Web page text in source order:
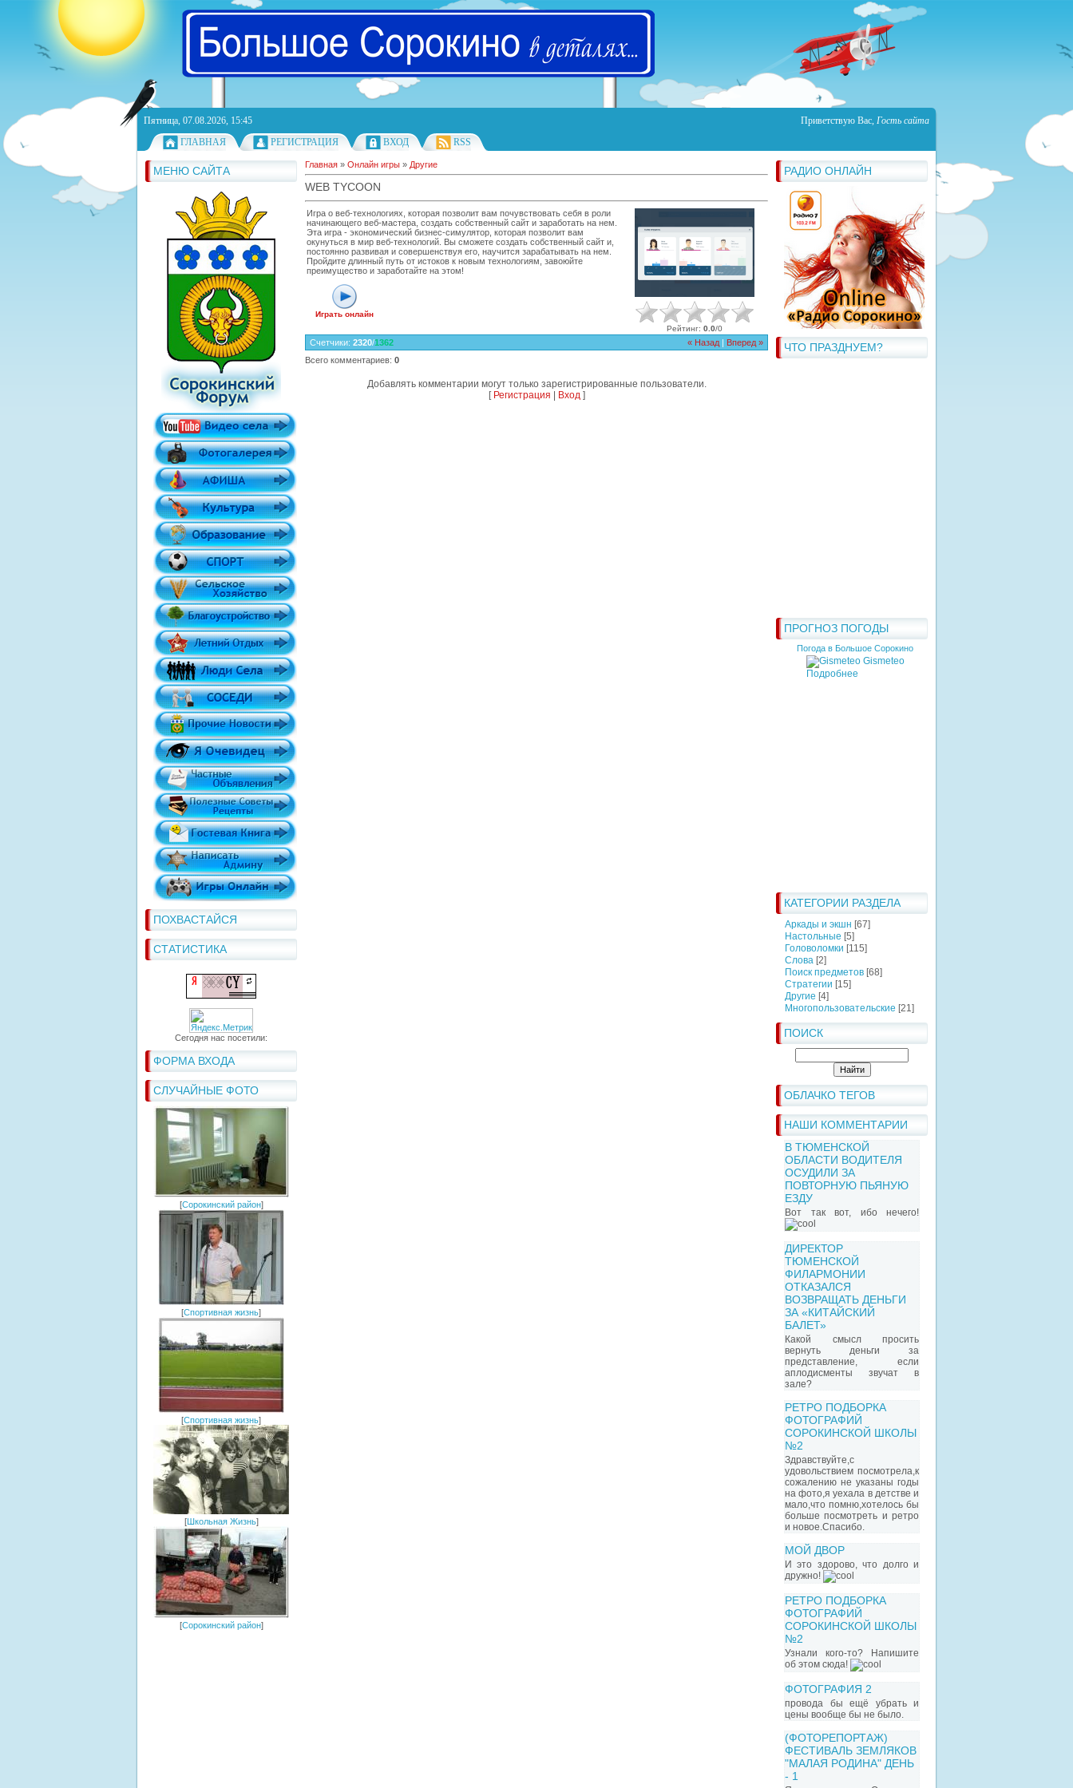
Пятница, 07.08.2026, 15:45 Приветствую Вас, Гость сайта
ГЛАВНАЯ
РЕГИСТРАЦИЯ ВХОД RSS
МЕНЮ САЙТА
ПОХВАСТАЙСЯ
СТАТИСТИКА
Сегодня нас посетили:
ФОРМА ВХОДА
СЛУЧАЙНЫЕ ФОТО
[Сорокинский район]
[Спортивная жизнь]
[Спортивная жизнь]
[Школьная Жизнь]
[Сорокинский район]
РАДИО ОНЛАЙН
ЧТО ПРАЗДНУЕМ?
ПРОГНОЗ ПОГОДЫ
Погода в Большое Сорокино
Gismeteo
Подробнее
КАТЕГОРИИ РАЗДЕЛА
Аркады и экшн [67]
Настольные [5]
Головоломки [115]
Слова [2]
Поиск предметов [68]
Стратегии [15]
Другие [4]
Многопользовательские [21]
ПОИСК
ОБЛАЧКО ТЕГОВ
НАШИ КОММЕНТАРИИ
В ТЮМЕНСКОЙ
ОБЛАСТИ ВОДИТЕЛЯ
ОСУДИЛИ ЗА
ПОВТОРНУЮ ПЬЯНУЮ
ЕЗДУ
Вот так вот, ибо нечего!
ДИРЕКТОР
ТЮМЕНСКОЙ
ФИЛАРМОНИИ
ОТКАЗАЛСЯ
ВОЗВРАЩАТЬ ДЕНЬГИ
ЗА «КИТАЙСКИЙ
БАЛЕТ»
Какой смысл просить
вернуть деньги за
представление, если
аплодисменты звучат в
зале?
РЕТРО ПОДБОРКА
ФОТОГРАФИЙ
СОРОКИНСКОЙ ШКОЛЫ
№2
Здравствуйте,с
удовольствием посмотрела,к
сожалению не указаны годы
на фото,я уехала в детстве и
мало,что помню,хотелось бы
больше посмотреть и ретро
и новое.Спасибо.
МОЙ ДВОР
И это здорово, что долго и
дружно!
РЕТРО ПОДБОРКА
ФОТОГРАФИЙ
СОРОКИНСКОЙ ШКОЛЫ
№2
Узнали кого-то? Напишите
об этом сюда!
ФОТОГРАФИЯ 2
провода бы ещё убрать и
цены вообще бы не было.
(ФОТОРЕПОРТАЖ)
ФЕСТИВАЛЬ ЗЕМЛЯКОВ
"МАЛАЯ РОДИНА" ДЕНЬ
- 1
Главная » Онлайн игры » Другие
WEB TYCOON
Игра о веб-технологиях, которая позволит вам почувствовать себя в роли
начинающего веб-мастера, создать собственный сайт и заработать на нем.
Эта игра - экономический бизнес-симулятор, которая позволит вам
окунуться в мир веб-технологий. Вы сможете создать собственный сайт и,
постоянно развивая и совершенствуя его, научится зарабатывать на нем.
Пройдите длинный путь от истоков к новым технологиям, завоюйте
преимущество и заработайте на этом!
Играть онлайн
Рейтинг: 0.0/0
« Назад | Вперед »
Счетчики: 2320/1362
Всего комментариев: 0
Добавлять комментарии могут только зарегистрированные пользователи.
[ Регистрация Вход]